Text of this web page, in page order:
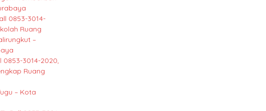
0853-3014-
Ruang
–
0853-3014-2020,
Ruang
– Kota